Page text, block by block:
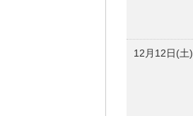
12月12日(土)